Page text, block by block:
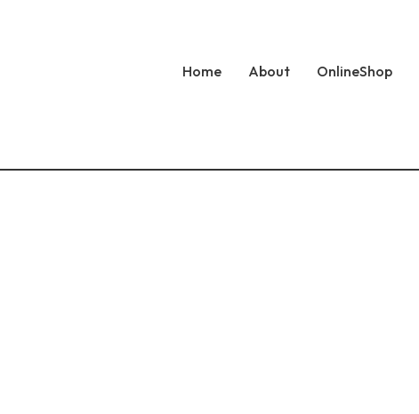
Home About OnlineShop